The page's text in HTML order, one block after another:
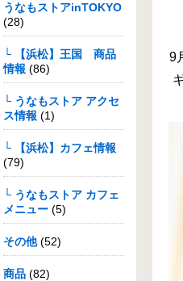
うなもストアinTOKYO
(28)
└ 【浜松】王国 商品
情報 (86)
└ うなもストア アクセ
ス情報 (1)
└ 【浜松】カフェ情報
(79)
└ うなもストア カフェ
メニュー (5)
その他(52)
商品 (82)
9